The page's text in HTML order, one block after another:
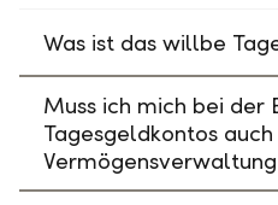
Was ist das willbe
Muss ich mich bei der
Tagesgeldkontos